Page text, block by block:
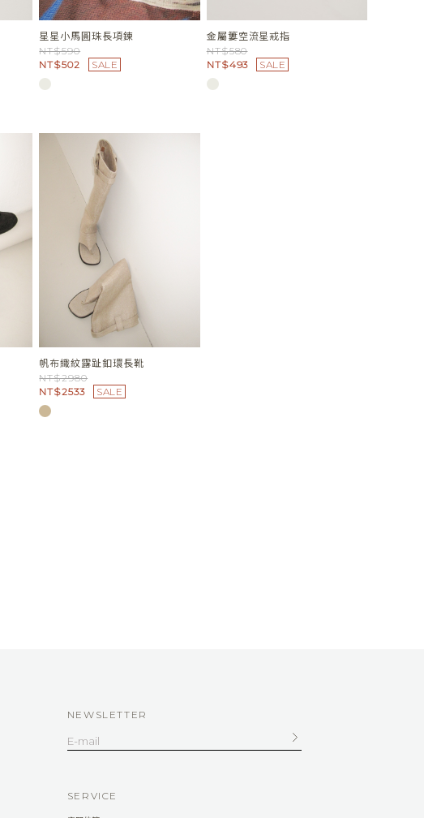
星星小馬圓珠長項鍊
NT$590
NT$502
SALE
金屬簍空流星戒指
NT$580
NT$493
SALE
帆布織紋露趾釦環長靴
NT$2980
NT$2533
SALE
NEWSLETTER
SERVICE